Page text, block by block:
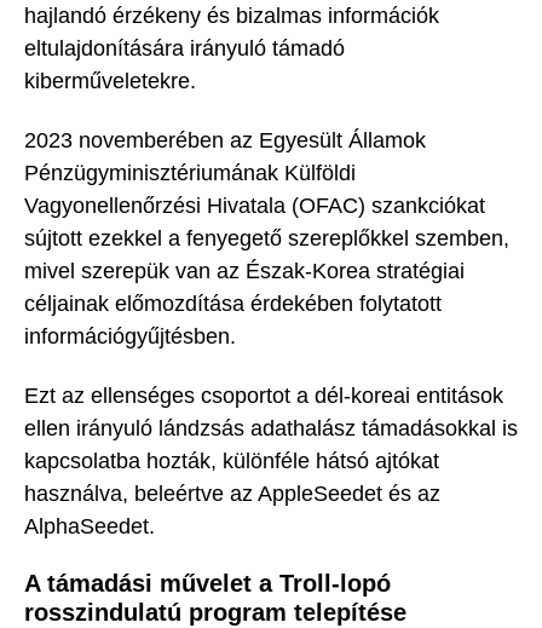
hajlandó érzékeny és bizalmas információk
eltulajdonítására irányuló támadó
kiberműveletekre.
2023 novemberében az Egyesült Államok
Pénzügyminisztériumának Külföldi
Vagyonellenőrzési Hivatala (OFAC) szankciókat
sújtott ezekkel a fenyegető szereplőkkel szemben,
mivel szerepük van az Észak-Korea stratégiai
céljainak előmozdítása érdekében folytatott
információgyűjtésben.
Ezt az ellenséges csoportot a dél-koreai entitások
ellen irányuló lándzsás adathalász támadásokkal is
kapcsolatba hozták, különféle hátsó ajtókat
használva, beleértve az AppleSeedet és az
AlphaSeedet.
A támadási művelet a Troll-lopó
rosszindulatú program telepítése